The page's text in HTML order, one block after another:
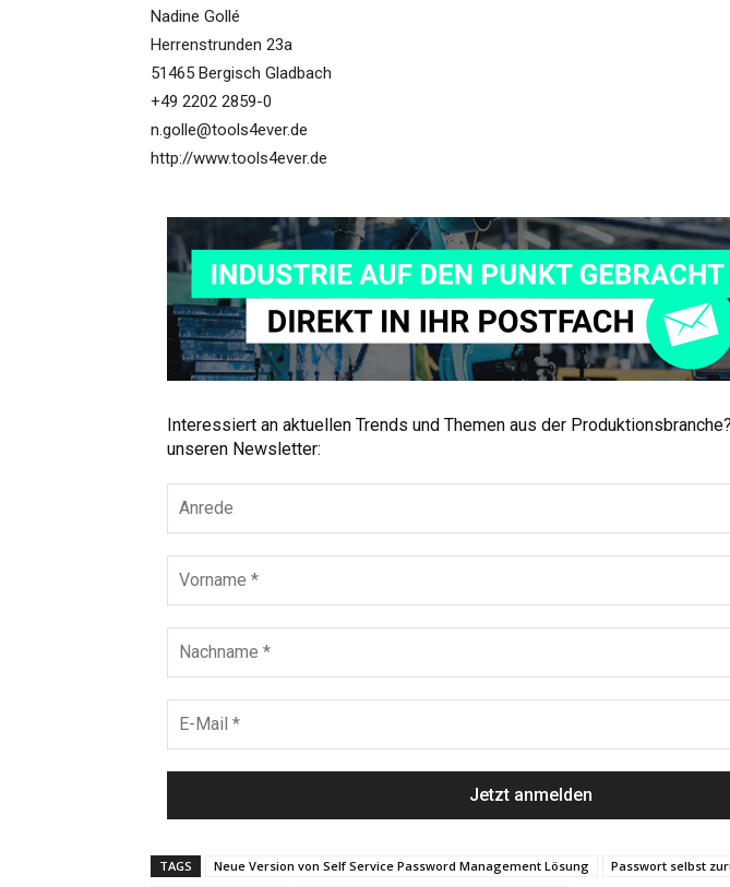
Nadine Gollé
Herrenstrunden 23a
51465 Bergisch Gladbach
+49 2202 2859-0
n.golle@tools4ever.de
http://www.tools4ever.de
Interessiert an aktuellen Trends und Themen aus der
unseren Newsletter:
TAGS Neue Version von Self Service Password Management Lösung
Passwort selbst